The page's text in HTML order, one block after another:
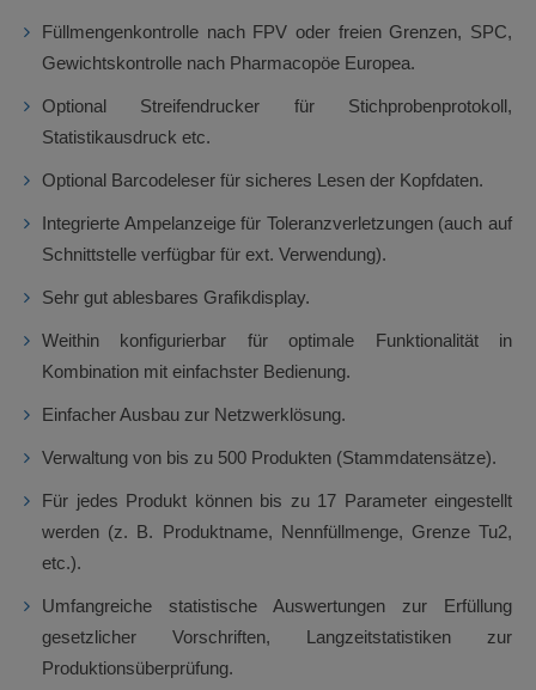
Füllmengenkontrolle nach FPV oder freien Grenzen, SPC,
Gewichtskontrolle nach Pharmacopöe Europea.
Optional Streifendrucker für Stichprobenprotokoll,
Statistikausdruck etc.
Optional Barcodeleser für sicheres Lesen der Kopfdaten.
Integrierte Ampelanzeige für Toleranzverletzungen (auch auf
Schnittstelle verfügbar für ext. Verwendung).
Sehr gut ablesbares Grafikdisplay.
Weithin konfigurierbar für optimale Funktionalität in
Kombination mit einfachster Bedienung.
Einfacher Ausbau zur Netzwerklösung.
Verwaltung von bis zu 500 Produkten (Stammdatensätze).
Für jedes Produkt können bis zu 17 Parameter eingestellt
werden (z. B. Produktname, Nennfüllmenge, Grenze Tu2,
etc.).
Umfangreiche statistische Auswertungen zur Erfüllung
gesetzlicher Vorschriften, Langzeitstatistiken zur
Produktionsüberprüfung.